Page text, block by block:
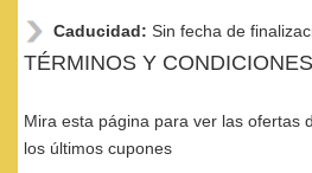
Caducidad: Sin fecha de
TÉRMINOS Y CONDICIONES
Mira esta página para ver las ofertas
los últimos cupones